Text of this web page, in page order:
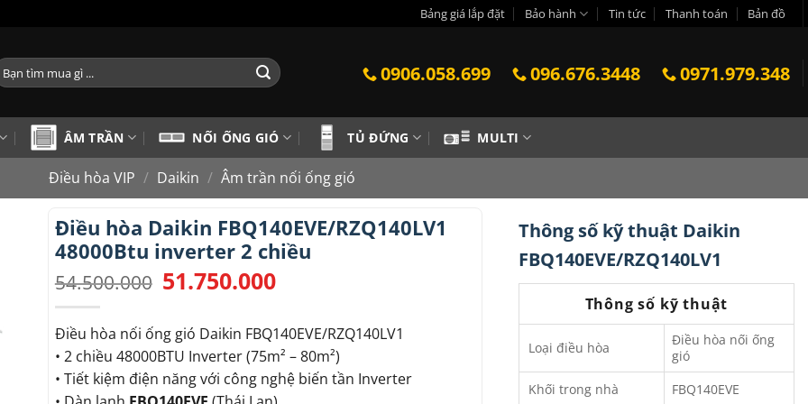
Bảng giá lắp đặt Bảo hành Tin tức Thanh toán Bản đồ
0906.058.699 096.676.3448 0971.979.348
ÂM TRẦN NỐI ỐNG GIÓ TỦ ĐỨNG MULTI
Điều hòa VIP / Daikin / Âm trần nối ống gió
Điều hòa Daikin FBQ140EVE/RZQ140LV1
48000Btu inverter 2 chiều
54.500.000 Giá
gốc
54.500.000.
51.750.000
là:
51.750.000.
Điều hòa nối ống gió Daikin FBQ140EVE/RZQ140LV1
• 2 chiều 48000BTU Inverter (75m² – 80m²)
• Tiết kiệm điện năng với công nghệ biến tần Inverter
Thông số kỹ thuật Daikin
FBQ140EVE/RZQ140LV1
Thông số kỹ thuật
Loại điều hòa
Điều hòa nối ống
gió
Khối trong nhà
FBQ140EVE